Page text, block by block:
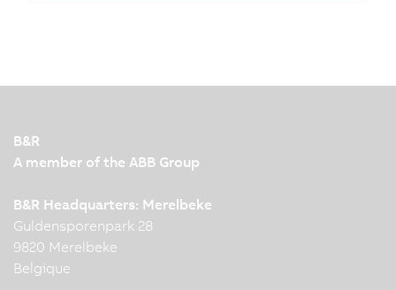
B&R
A member of the ABB Group
B&R Headquarters: Merelbeke
Guldensporenpark 28
9820 Merelbeke
Belgique